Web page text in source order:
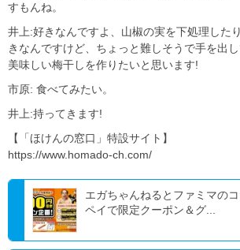
すもんね。
井上:好きなんですよ、山椒の実を下処理した
きなんですけど、ちょっと難しそうで手を出し
美味しい梅干しを作りたいと思います!
市原: 食べてみたい。
井上:持ってきます!
【「ほけんの窓口」特設サイト】
https://www.homado-ch.com/
エガちゃんねるとファミマの
ペイで限定クーポン＆グ...